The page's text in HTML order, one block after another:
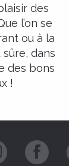
des
l’on se
ou à la
dans
des bons
!